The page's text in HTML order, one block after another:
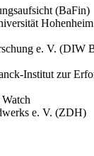
(BaFin)
Hohenheim
e. V. (DIW
Institut zur
e. V. (ZDH)